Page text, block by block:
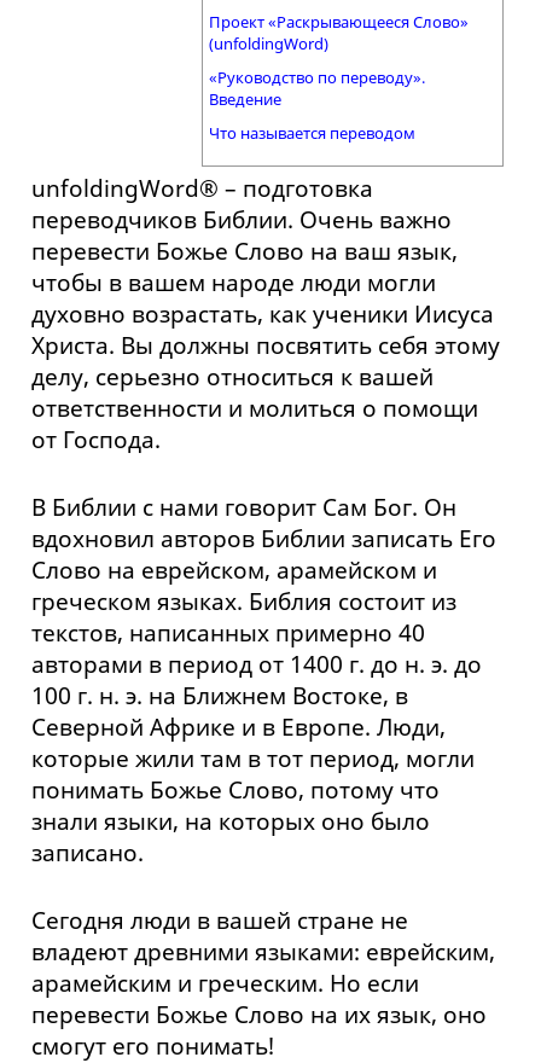
Проект «Раскрывающееся Слово»
(unfoldingWord)
«Руководство по переводу».
Введение
Что называется переводом
unfoldingWord® – подготовка
переводчиков Библии. Очень важно
перевести Божье Слово на ваш язык,
чтобы в вашем народе люди могли
духовно возрастать, как ученики Иисуса
Христа. Вы должны посвятить себя этому
делу, серьезно относиться к вашей
ответственности и молиться о помощи
от Господа.
В Библии с нами говорит Сам Бог. Он
вдохновил авторов Библии записать Его
Слово на еврейском, арамейском и
греческом языках. Библия состоит из
текстов, написанных примерно 40
авторами в период от 1400 г. до н. э. до
100 г. н. э. на Ближнем Востоке, в
Северной Африке и в Европе. Люди,
которые жили там в тот период, могли
понимать Божье Слово, потому что
знали языки, на которых оно было
записано.
Сегодня люди в вашей стране не
владеют древними языками: еврейским,
арамейским и греческим. Но если
перевести Божье Слово на их язык, оно
смогут его понимать!